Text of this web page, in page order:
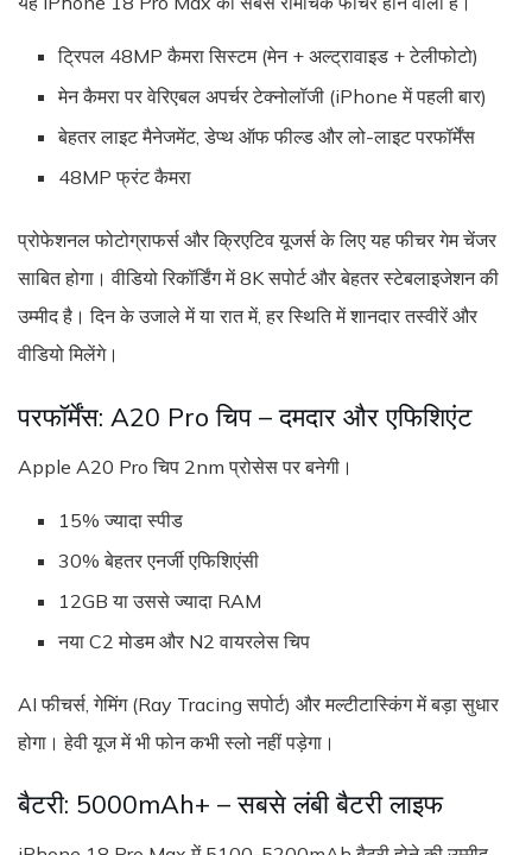
ट्रिपल 48MP कैमरा सिस्टम (मेन + अल्ट्रावाइड + टेलीफोटो)
मेन कैमरा पर वेरिएबल अपर्चर टेक्नोलॉजी (iPhone में पहली बार)
बेहतर लाइट मैनेजमेंट, डेप्थ ऑफ फील्ड और लो-लाइट परफॉर्मेंस
48MP फ्रंट कैमरा
प्रोफेशनल फोटोग्राफर्स और क्रिएटिव यूजर्स के लिए यह फीचर गेम चेंजर
साबित होगा। वीडियो रिकॉर्डिंग में 8K सपोर्ट और बेहतर स्टेबलाइजेशन की
उम्मीद है। दिन के उजाले में या रात में, हर स्थिति में शानदार तस्वीरें और
वीडियो मिलेंगे।
परफॉर्मेंस: A20 Pro चिप – दमदार और एफिशिएंट
Apple A20 Pro चिप 2nm प्रोसेस पर बनेगी।
15% ज्यादा स्पीड
30% बेहतर एनर्जी एफिशिएंसी
12GB या उससे ज्यादा RAM
नया C2 मोडम और N2 वायरलेस चिप
AI फीचर्स, गेमिंग (Ray Tracing सपोर्ट) और मल्टीटास्किंग में बड़ा सुधार
होगा। हेवी यूज में भी फोन कभी स्लो नहीं पड़ेगा।
बैटरी: 5000mAh+ – सबसे लंबी बैटरी लाइफ